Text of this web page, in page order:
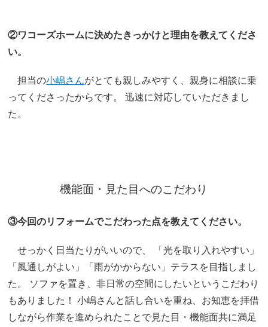
②ワコーズホームに決めたきっかけと理由を教えてくださ
い。
担当の小嶋さんがとても親しみやすく、親身に相談に乗
ってくださったからです。 迅速に対応していただきまし
た。
機能面・見た目へのこだわり
③今回のリフォームでこだわった点を教えてください。
せっかく日当たりがいいので、 「光を取り入れやすい」
「風通しがよい」「雨がかからない」テラスを目指しまし
た。 ソファを置き、非日常の空間にしたいというこだわり
もありました！ 小嶋さんと話し合いを重ね、お知恵を拝借
しながら作業を進められたことで見た目・機能面共に満足